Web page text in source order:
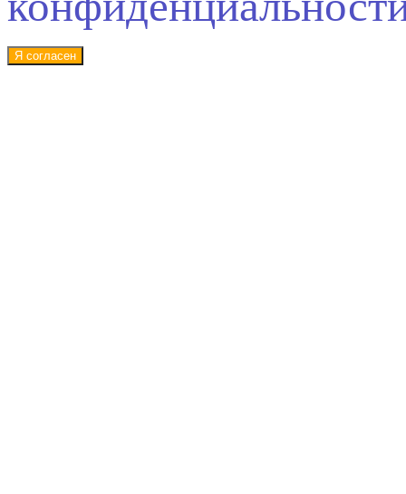
Я согласен